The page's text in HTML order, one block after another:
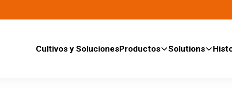
Cultivos y SolucionesProductos Solutions